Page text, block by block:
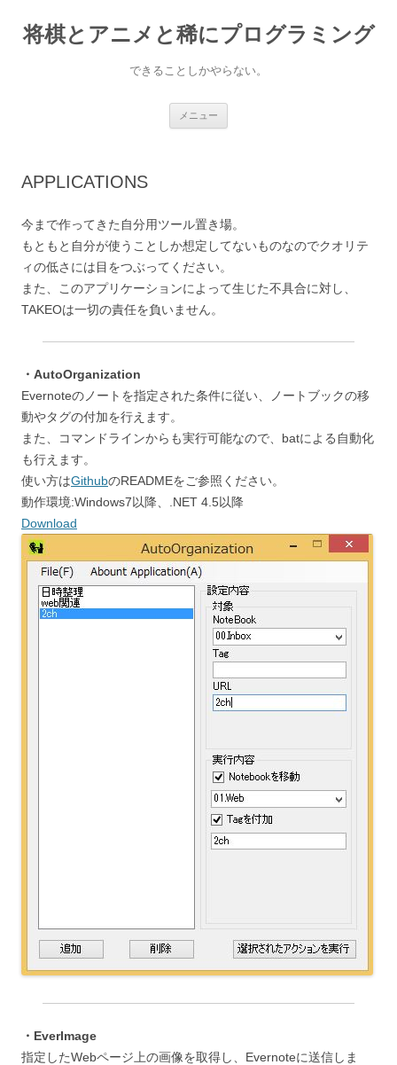
テ
ン
将棋とアニメと稀にプログラミング
できることしかやらない。
メニュー
APPLICATIONS
今まで作ってきた自分用ツール置き場。
もともと自分が使うことしか想定してないものなのでクオリテ
ィの低さには目をつぶってください。
また、このアプリケーションによって生じた不具合に対し、
TAKEOは一切の責任を負いません。
・AutoOrganization
Evernoteのノートを指定された条件に従い、ノートブックの移
動やタグの付加を行えます。
また、コマンドラインからも実行可能なので、batによる自動化
も行えます。
使い方はGithubのREADMEをご参照ください。
動作環境:Windows7以降、.NET 4.5以降
Download
・EverImage
指定したWebページ上の画像を取得し、Evernoteに送信しま